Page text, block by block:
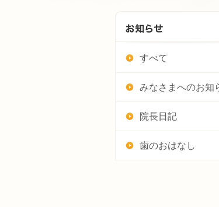
すべて
みなさまへのお知
院長日記
歯のおはなし